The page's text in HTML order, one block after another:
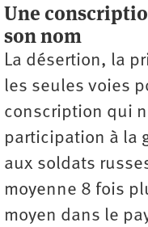
Une
son nom
La désertion, la
les seules voies
conscription qui
participation à la
aux soldats
moyenne 8 fois
moyen dans le